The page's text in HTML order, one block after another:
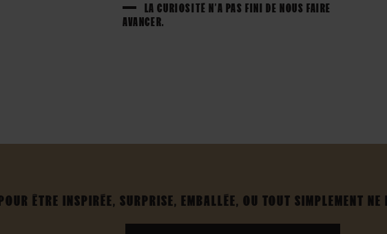
LA CURIOSITÉ N’A PAS FINI DE NOUS FAIRE
AVANCER.
POUR ÊTRE INSPIRÉE, SURPRISE, EMBALLÉE, OU TOUT SIMPLEMENT NE